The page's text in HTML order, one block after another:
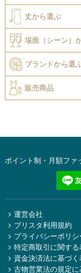
丈から選ぶ
場面（シーン）
ブランドから選
販売商品
ポイント制・月額ファ
運営会社
ブリスタ利用規約
プライバシーポリシ
特定商取引に関する
資金決済法に基づく
古物営業法の規定